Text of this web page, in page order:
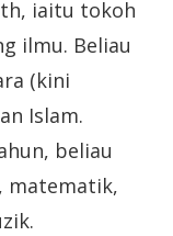
iaitu tokoh
ilmu. Beliau
(kini
Islam.
beliau
matematik,